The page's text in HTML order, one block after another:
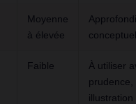
Moyenne
à élevée
conceptuel
Faible
À utiliser
prudence,
illustration